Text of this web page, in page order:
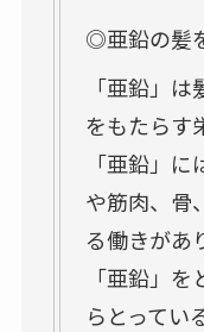
◎亜鉛の髪
「亜鉛」
をもたらす
「亜鉛」
や筋肉、骨
る働きがあ
「亜鉛」
らとってい